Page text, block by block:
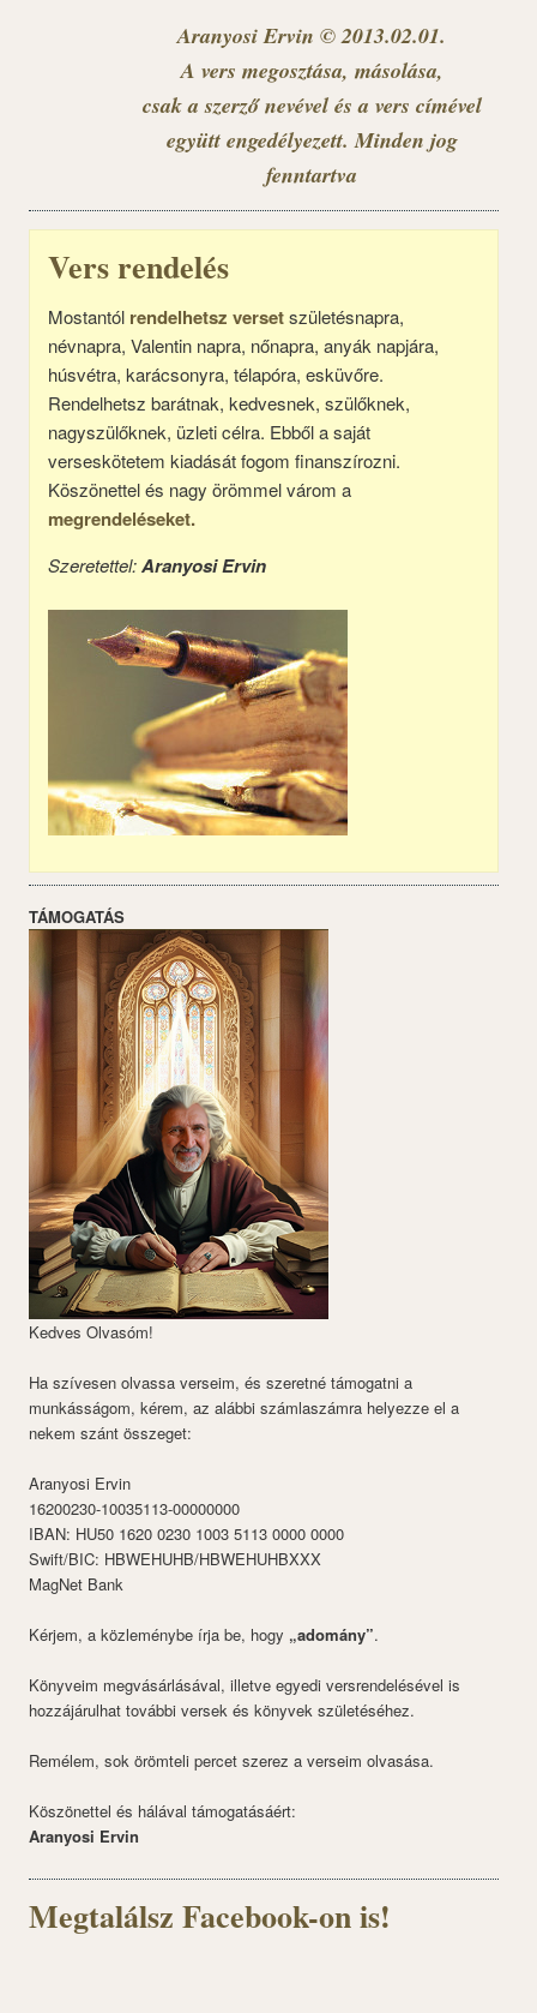
Aranyosi Ervin © 2013.02.01.
A vers megosztása, másolása,
csak a szerző nevével és a vers címével
együtt engedélyezett. Minden jog
fenntartva
Vers rendelés
Mostantól rendelhetsz versetszületésnapra,
névnapra, Valentin napra, nőnapra, anyák napjára,
húsvétra, karácsonyra, télapóra, esküvőre.
Rendelhetsz barátnak, kedvesnek, szülőknek,
nagyszülőknek, üzleti célra. Ebből a saját
verseskötetem kiadását fogom finanszírozni.
Köszönettel és nagy örömmel várom a
megrendeléseket.
Szeretettel:Aranyosi Ervin
TÁMOGATÁS
Kedves Olvasóm!
Ha szívesen olvassa verseim, és szeretné támogatni a
munkásságom, kérem, az alábbi számlaszámra helyezze el a
nekem szánt összeget:
Aranyosi Ervin
16200230-10035113-00000000
IBAN: HU50 1620 0230 1003 5113 0000 0000
Swift/BIC: HBWEHUHB/HBWEHUHBXXX
MagNet Bank
Kérjem, a közleménybe írja be, hogy „adomány”.
Könyveim megvásárlásával, illetve egyedi versrendelésével is
hozzájárulhat további versek és könyvek születéséhez.
Remélem, sok örömteli percet szerez a verseim olvasása.
Köszönettel és hálával támogatásáért:
Aranyosi Ervin
Megtalálsz Facebook-on is!